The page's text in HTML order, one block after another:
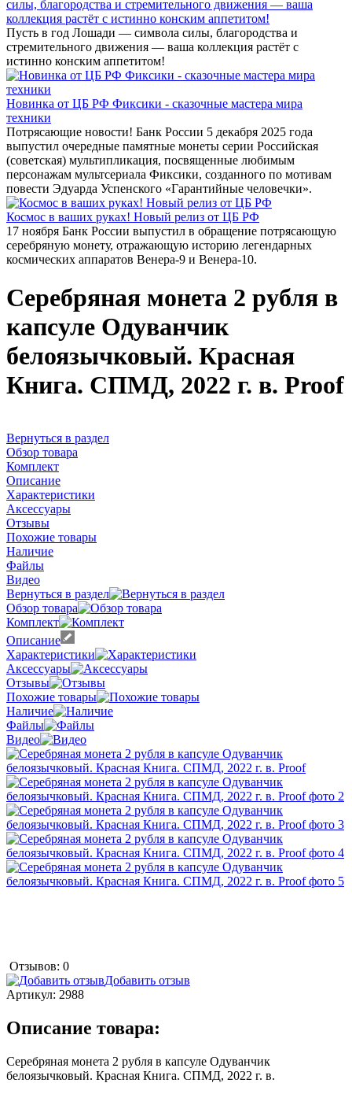
силы, благородства и стремительного движения — ваша
коллекция растёт с истинно конским аппетитом!
Пусть в год Лошади — символа силы, благородства и
стремительного движения — ваша коллекция растёт с
истинно конским аппетитом!
Новинка от ЦБ РФ Фиксики - сказочные мастера мира
техники
Потрясающие новости! Банк России 5 декабря 2025 года
выпустил очередные памятные монеты серии Российская
(советская) мультипликация, посвященные любимым
персонажам мультсериала Фиксики, созданного по мотивам
повести Эдуарда Успенского «Гарантийные человечки».
Космос в ваших руках! Новый релиз от ЦБ РФ
17 ноября Банк России выпустил в обращение потрясающую
серебряную монету, отражающую историю легендарных
космических аппаратов Венера-9 и Венера-10.
Серебряная монета 2 рубля в
капсуле Одуванчик
белоязычковый. Красная
Книга. СПМД, 2022 г. в. Proof
Вернуться в раздел
Обзор товара
Комплект
Описание
Характеристики
Аксессуары
Отзывы
Похожие товары
Наличие
Файлы
Видео
Вернуться в раздел
Обзор товара
Комплект
Описание
Характеристики
Аксессуары
Отзывы
Похожие товары
Наличие
Файлы
Видео
Отзывов: 0
Добавить отзыв
Артикул: 2988
Описание товара:
Серебряная монета 2 рубля в капсуле Одуванчик
белоязычковый. Красная Книга. СПМД, 2022 г. в.